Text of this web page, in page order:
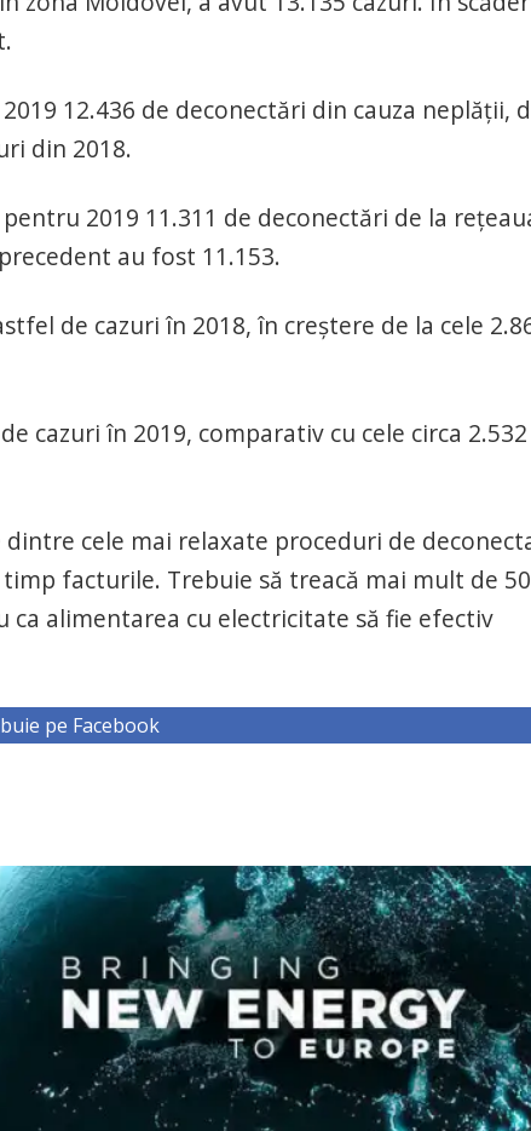
12.436 de deconectări din cauza neplății,
din 2018.
2019 11.311 de deconectări de la
au fost 11.153.
de cazuri în 2018, în creștere de la cele
cazuri în 2019, comparativ cu cele circa
cele mai relaxate proceduri de
facturile. Trebuie să treacă mai mult de
alimentarea cu electricitate să fie efectiv
pe Facebook